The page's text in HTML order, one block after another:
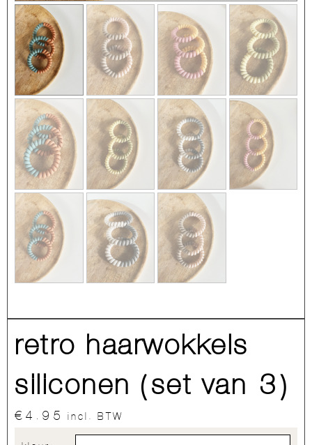
retro haarwokkels
siliconen (set van 3)
€ 4.95 incl. BTW